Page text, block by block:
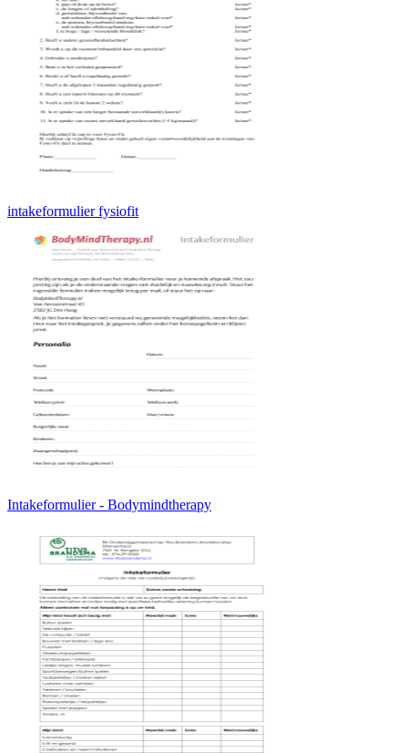
intakeformulier fysiofit
Intakeformulier - Bodymindtherapy